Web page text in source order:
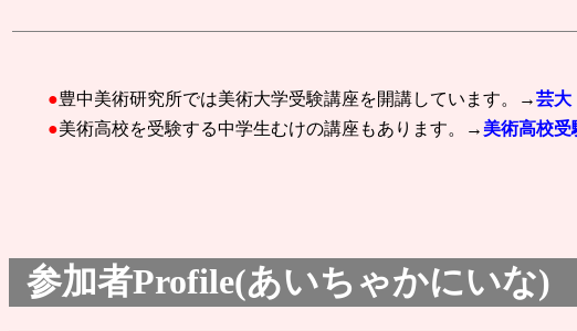
●豊中美術研究所では美術大学受験講座を開講しています。→芸大
●美術高校を受験する中学生むけの講座もあります。→ 美術高校受
参加者Profile(あいちゃかにいな)